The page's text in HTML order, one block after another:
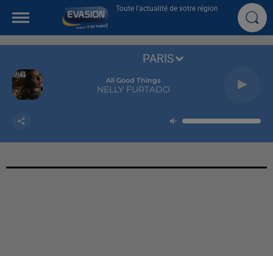
Toute l'actualité de votre région
All Good Things
NELLY FURTADO
PARIS